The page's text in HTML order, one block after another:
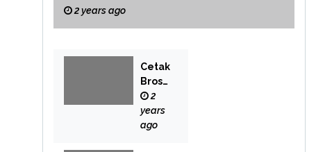
2 years ago
Cetak
Brosu
r
Bekas
i
2
years
ago